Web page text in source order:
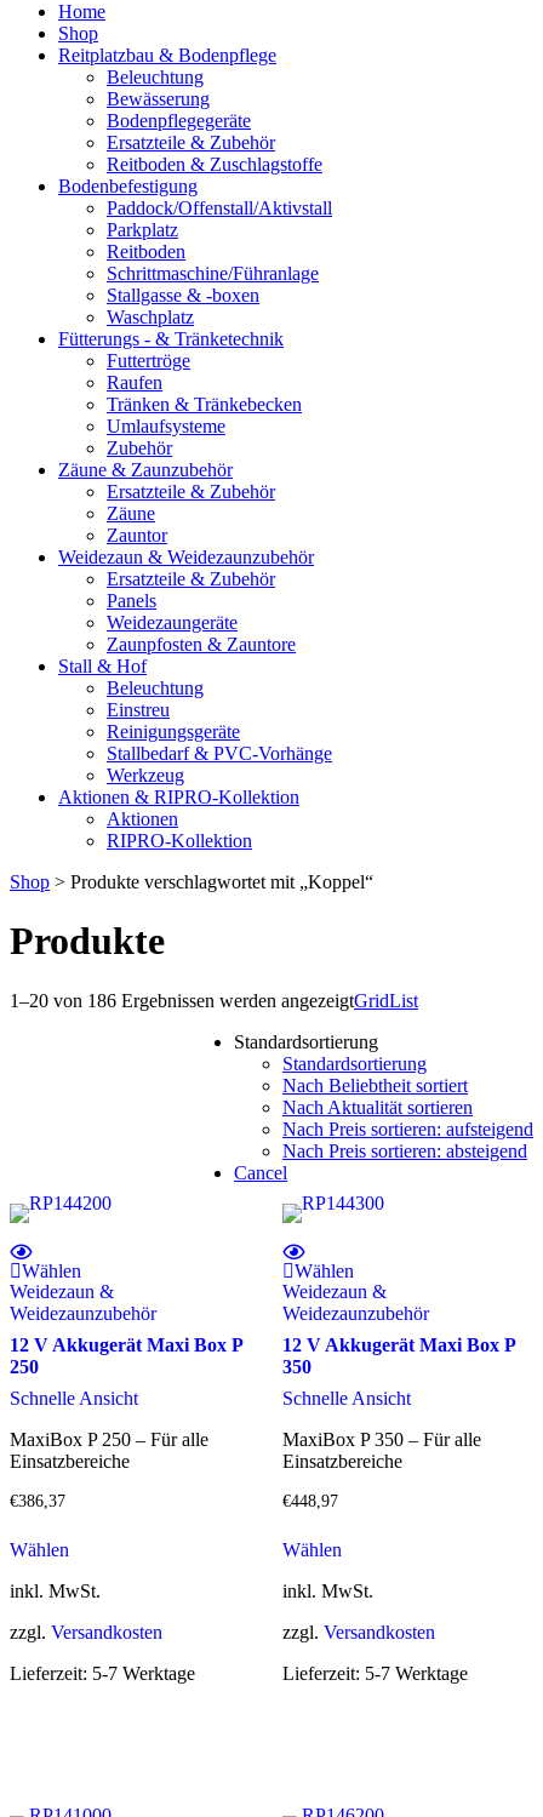
Home
Shop
Reitplatzbau & Bodenpflege
Beleuchtung
Bewässerung
Bodenpflegegeräte
Ersatzteile & Zubehör
Reitboden & Zuschlagstoffe
Bodenbefestigung
Paddock/Offenstall/Aktivstall
Parkplatz
Reitboden
Schrittmaschine/Führanlage
Stallgasse & -boxen
Waschplatz
Fütterungs - & Tränketechnik
Futtertröge
Raufen
Tränken & Tränkebecken
Umlaufsysteme
Zubehör
Zäune & Zaunzubehör
Ersatzteile & Zubehör
Zäune
Zauntor
Weidezaun & Weidezaunzubehör
Ersatzteile & Zubehör
Panels
Weidezaungeräte
Zaunpfosten & Zauntore
Stall & Hof
Beleuchtung
Einstreu
Reinigungsgeräte
Stallbedarf & PVC-Vorhänge
Werkzeug
Aktionen & RIPRO-Kollektion
Aktionen
RIPRO-Kollektion
Shop > Produkte verschlagwortet mit „Koppel“
Produkte
1–20 von 186 Ergebnissen werden angezeigt
Standardsortierung
Standardsortierung
Nach Beliebtheit sortiert
Nach Aktualität sortieren
Nach Preis sortieren: aufsteigend
Nach Preis sortieren: absteigend
Cancel
GridList
Wählen
Weidezaun &
Weidezaunzubehör
12 V Akkugerät Maxi Box P
250
Schnelle Ansicht
MaxiBox P 250 – Für alle
Einsatzbereiche
€386,37
Wählen
inkl. MwSt.
zzgl. Versandkosten
Lieferzeit: 5-7 Werktage
Wählen
Weidezaun &
Weidezaunzubehör
12 V Akkugerät Maxi Box P
350
Schnelle Ansicht
MaxiBox P 350 – Für alle
Einsatzbereiche
€448,97
Wählen
inkl. MwSt.
zzgl. Versandkosten
Lieferzeit: 5-7 Werktage